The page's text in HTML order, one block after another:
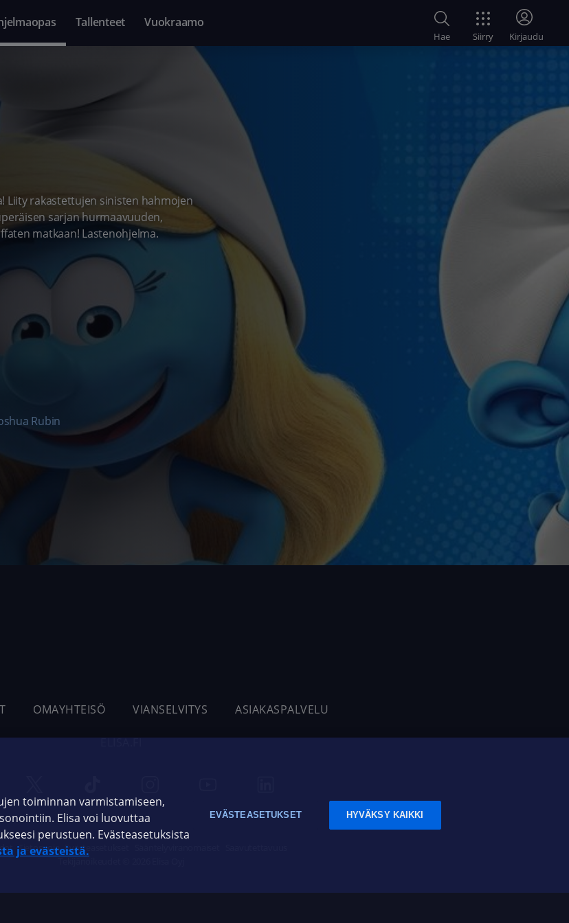
Tallenteet Vuokraamo
Hae Siirry Kirjaudu
Liity rakastettujen sinisten hahmojen
sarjan hurmaavuuden,
matkaan! Lastenohjelma.
Rubin
OMAYHTEISÖ VIANSELVITYS ASIAKASPALVELU
Tietosuoja Evästeasetukset
toiminnan varmistamiseen,
Elisa voi luovuttaa
perustuen. Evästeasetuksista
ja evästeistä.
EVÄSTEASETUKSET HYVÄKSY KAIKKI